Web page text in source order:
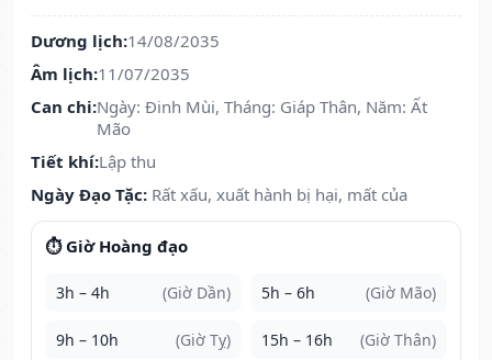
Dương lịch:14/08/2035
Âm lịch:11/07/2035
Can chi:Ngày: Đinh Mùi, Tháng: Giáp Thân, Năm: Ất
Mão
Tiết khí:Lập thu
Ngày Đạo Tặc: Rất xấu, xuất hành bị hại, mất của
⏱️ Giờ Hoàng đạo
3h – 4h (Giờ Dần) 5h – 6h (Giờ Mão)
9h – 10h (Giờ Tỵ) 15h – 16h (Giờ Thân)